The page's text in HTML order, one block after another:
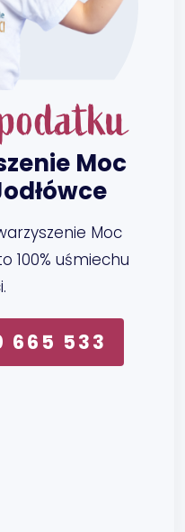
Moc
Moc
100% uśmiechu
665 533